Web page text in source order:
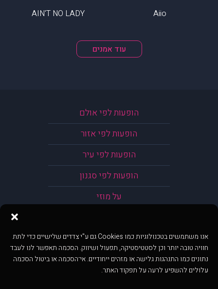
אנו משתמשים בטכנולוגיות כמו Cookies גם ע"י צדדים שלישיים כדי לתת
חוויה טובה יותר וכן לסטטיסטיקה, תפעול ושיווק. הסכמה תאפשר לנו לעבד
נתונים כמו התנהגות גלישה או מזהים ייחודיים. אי־הסכמה או ביטול הסכמה
עלולים להשפיע לרעה על תפקוד האתר.
Aiio
AIN'T NO LADY
עוד אמנים
הופעות לפי אולם
הופעות לפי אזור
הופעות לפי עיר
הופעות לפי סגנון
על מוזי